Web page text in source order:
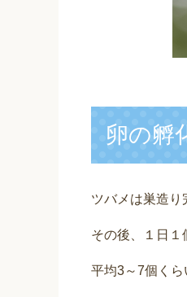
卵の孵
ツバメは巣造り
その後、１日１
平均3～7個くら